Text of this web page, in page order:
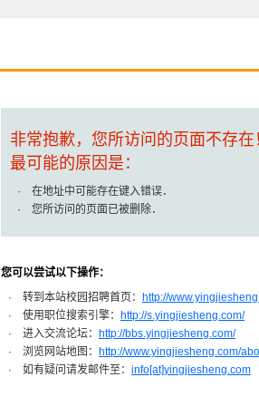
非常抱歉，您所访问的页面不存在
最可能的原因是：
· 在地址中可能存在键入错误．
· 您所访问的页面已被删除．
您可以尝试以下操作：
· 转到本站校园招聘首页： http://
· 使用职位搜索引擎： http://s.yingjiesheng.com/
· 进入交流论坛： http://bbs.yingjiesheng.com/
· 浏览网站地图： http://www.yingjiesheng.com/
· 如有疑问请发邮件至： info[at]yingjiesheng.com